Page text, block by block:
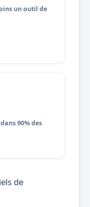
un outil de
90% des